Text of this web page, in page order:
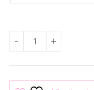
Invitación Digital: